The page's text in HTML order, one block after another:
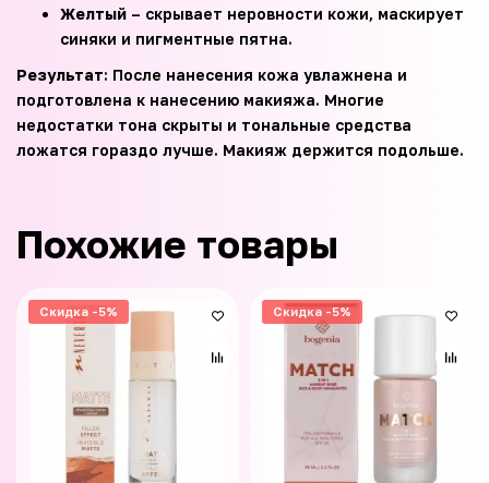
Желтый – скрывает неровности кожи, маскирует
синяки и пигментные пятна.
Результат: После нанесения кожа увлажнена и
подготовлена к нанесению макияжа. Многие
недостатки тона скрыты и тональные средства
ложатся гораздо лучше. Макияж держится подольше.
Похожие товары
Скидка -5% Скидка -5%